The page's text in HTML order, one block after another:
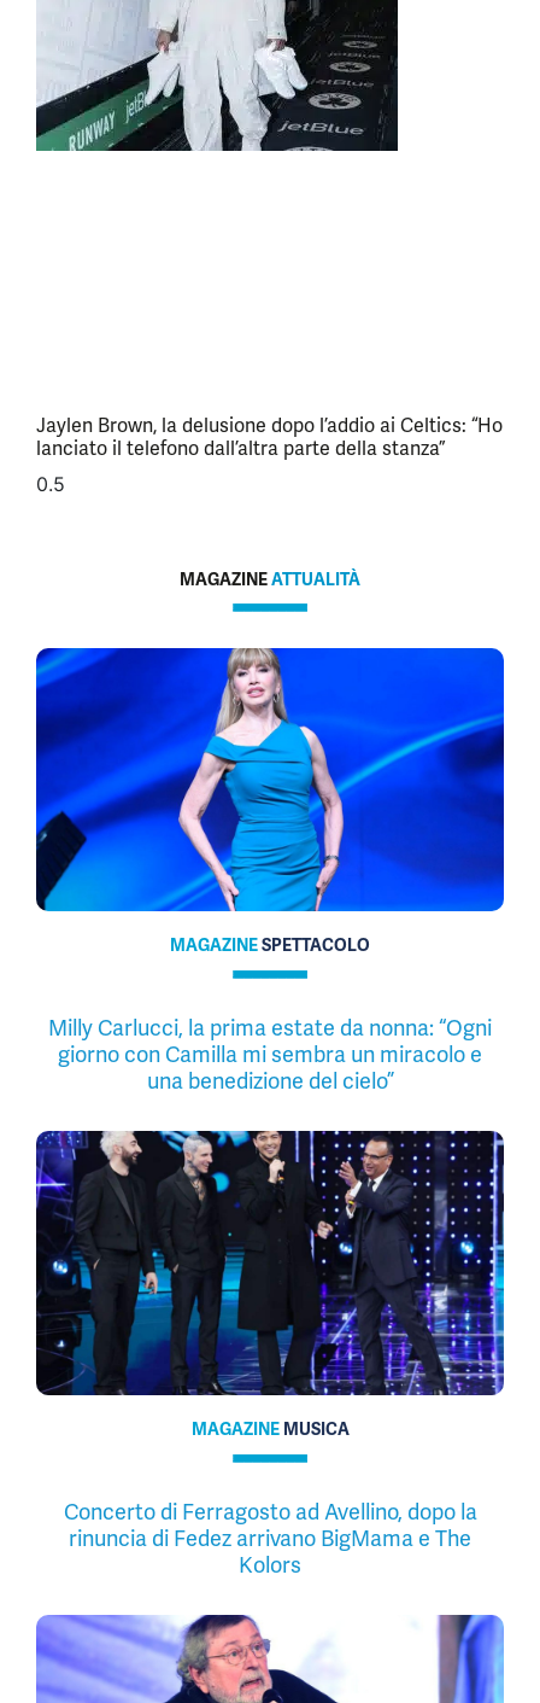
Jaylen Brown, la delusione dopo l’addio ai Celtics: “Ho
lanciato il telefono dall’altra parte della stanza”
MAGAZINEATTUALITÀ
MAGAZINESPETTACOLO
Milly Carlucci, la prima estate da nonna: “Ogni
giorno con Camilla mi sembra un miracolo e
una benedizione del cielo”
MAGAZINE MUSICA
Concerto di Ferragosto ad Avellino, dopo la
rinuncia di Fedez arrivano BigMama e The
Kolors